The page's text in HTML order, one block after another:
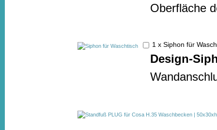
Oberfläche
1 x Siphon für
Design-